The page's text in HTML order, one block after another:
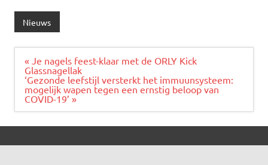
Nieuws
Bericht
navigatie
« Je nagels feest-klaar met de ORLY Kick
Glassnagellak
‘Gezonde leefstijl versterkt het immuunsysteem:
mogelijk wapen tegen een ernstig beloop van
COVID-19’ »